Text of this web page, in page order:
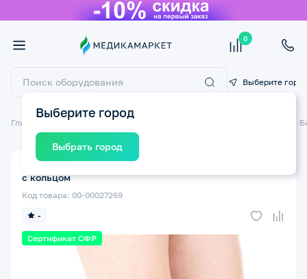
0
Выберите город
Выберите город
Выбрать город
Главная Ортопедические изделия
Сертификат СФР
-
Код товара: 00-00027269
с кольцом